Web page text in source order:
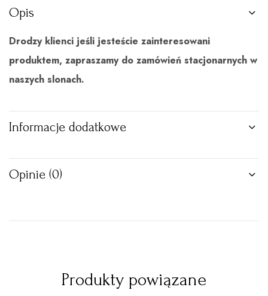
Opis
Drodzy klienci jeśli jesteście zainteresowani
produktem, zapraszamy do zamówień stacjonarnych w
naszych slonach.
Informacje dodatkowe
Opinie (0)
Produkty powiązane